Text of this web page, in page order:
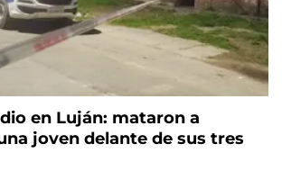
en Luján: mataron a
joven delante de sus tres